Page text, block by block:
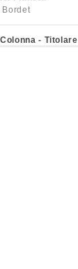
Bordet
- Titolare